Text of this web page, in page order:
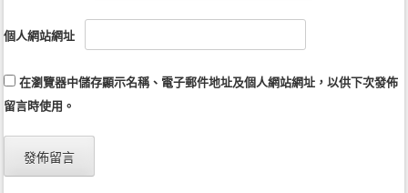
個人網站網址
在瀏覽器中儲存顯示名稱、電子郵件地址及個人網站網址，以供下次發佈
留言時使用。